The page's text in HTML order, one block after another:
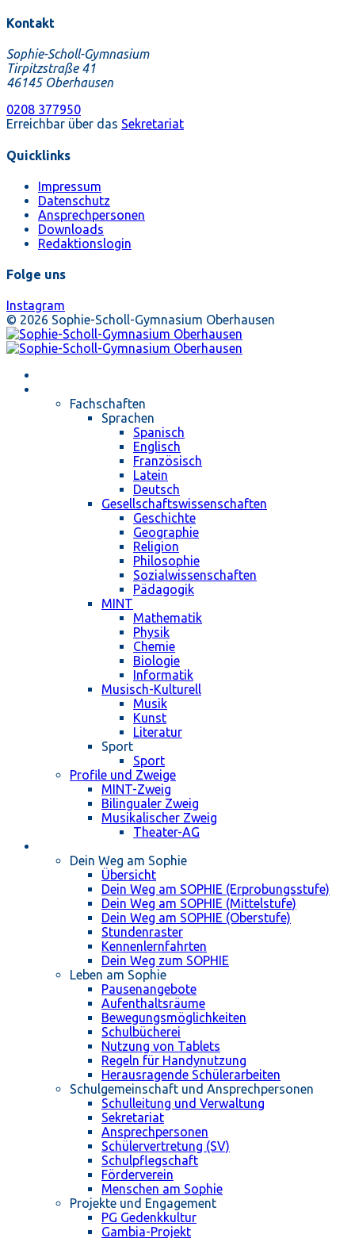
Kontakt
Sophie-Scholl-Gymnasium
Tirpitzstraße 41
46145 Oberhausen
0208 377950
Erreichbar über das Sekretariat
Quicklinks
Impressum
Datenschutz
Ansprechpersonen
Downloads
Redaktionslogin
Folge uns
Instagram
© 2026 Sophie-Scholl-Gymnasium Oberhausen
Fachschaften
Sprachen
Spanisch
Englisch
Französisch
Latein
Deutsch
Gesellschaftswissenschaften
Geschichte
Geographie
Religion
Philosophie
Sozialwissenschaften
Pädagogik
MINT
Mathematik
Physik
Chemie
Biologie
Informatik
Musisch-Kulturell
Musik
Kunst
Literatur
Sport
Sport
Profile und Zweige
MINT-Zweig
Bilingualer Zweig
Musikalischer Zweig
Theater-AG
Dein Weg am Sophie
Übersicht
Dein Weg am SOPHIE (Erprobungsstufe)
Dein Weg am SOPHIE (Mittelstufe)
Dein Weg am SOPHIE (Oberstufe)
Stundenraster
Kennenlernfahrten
Dein Weg zum SOPHIE
Leben am Sophie
Pausenangebote
Aufenthaltsräume
Bewegungsmöglichkeiten
Schulbücherei
Nutzung von Tablets
Regeln für Handynutzung
Herausragende Schülerarbeiten
Schulgemeinschaft und Ansprechpersonen
Schulleitung und Verwaltung
Sekretariat
Ansprechpersonen
Schülervertretung (SV)
Schulpflegschaft
Förderverein
Menschen am Sophie
Projekte und Engagement
PG Gedenkkultur
Gambia-Projekt